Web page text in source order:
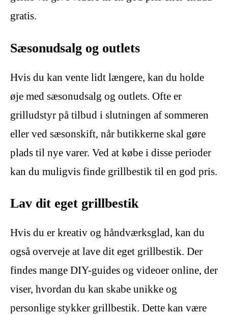
gratis.
Sæsonudsalg og outlets
Hvis du kan vente lidt længere, kan du holde
øje med sæsonudsalg og outlets. Ofte er
grilludstyr på tilbud i slutningen af sommeren
eller ved sæsonskift, når butikkerne skal gøre
plads til nye varer. Ved at købe i disse perioder
kan du muligvis finde grillbestik til en god pris.
Lav dit eget grillbestik
Hvis du er kreativ og håndværksglad, kan du
også overveje at lave dit eget grillbestik. Der
findes mange DIY-guides og videoer online, der
viser, hvordan du kan skabe unikke og
personlige stykker grillbestik. Dette kan være